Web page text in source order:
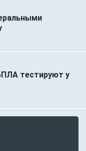
тестируют у